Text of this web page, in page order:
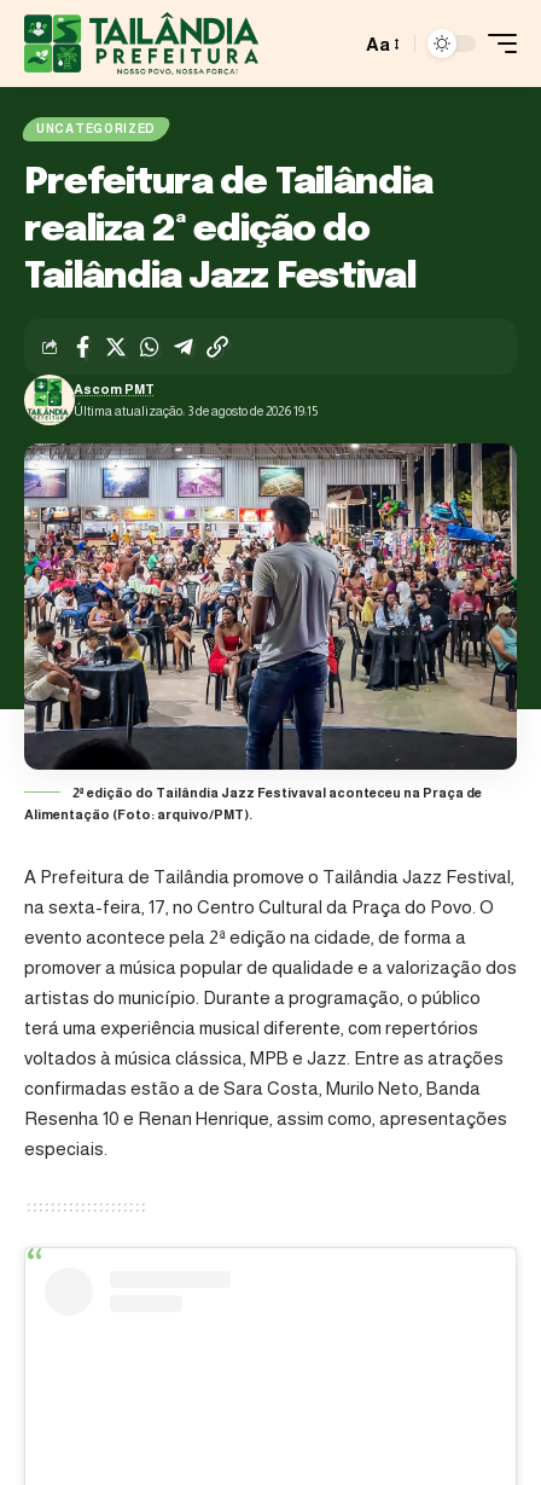
Aa
UNCATEGORIZED
Prefeitura de Tailândia
realiza 2ª edição do
Tailândia Jazz Festival
Última atualização: 3 de agosto de 2026 19:15
Ascom PMT
2ª edição do Tailândia Jazz Festivaval aconteceu na Praça de
Alimentação (Foto: arquivo/PMT).
A Prefeitura de Tailândia promove o Tailândia Jazz Festival,
na sexta-feira, 17, no Centro Cultural da Praça do Povo. O
evento acontece pela 2ª edição na cidade, de forma a
promover a música popular de qualidade e a valorização dos
artistas do município. Durante a programação, o público
terá uma experiência musical diferente, com repertórios
voltados à música clássica, MPB e Jazz. Entre as atrações
confirmadas estão a de Sara Costa, Murilo Neto, Banda
Resenha 10 e Renan Henrique, assim como, apresentações
especiais.